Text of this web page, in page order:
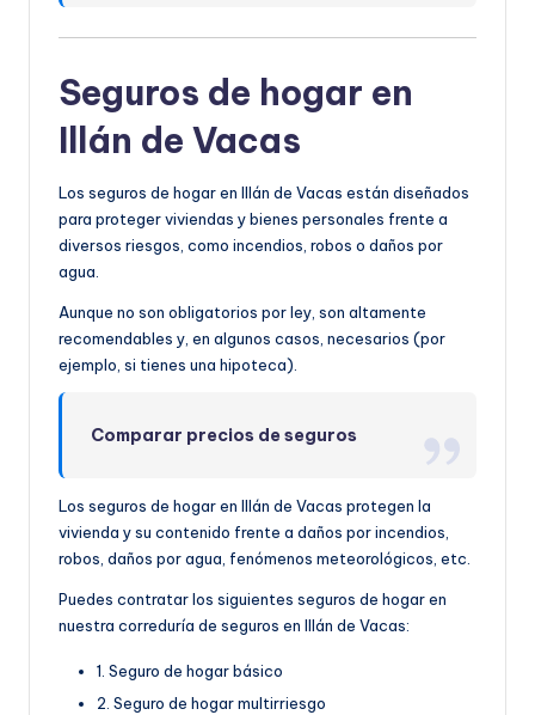
Seguros de hogar en
Illán de Vacas
Los seguros de hogar en Illán de Vacas están diseñados
para proteger viviendas y bienes personales frente a
diversos riesgos, como incendios, robos o daños por
agua.
Aunque no son obligatorios por ley, son altamente
recomendables y, en algunos casos, necesarios (por
ejemplo, si tienes una hipoteca).
Comparar precios de seguros
Los seguros de hogar en Illán de Vacas protegen la
vivienda y su contenido frente a daños por incendios,
robos, daños por agua, fenómenos meteorológicos, etc.
Puedes contratar los siguientes seguros de hogar en
nuestra correduría de seguros en Illán de Vacas:
1. Seguro de hogar básico
2. Seguro de hogar multirriesgo